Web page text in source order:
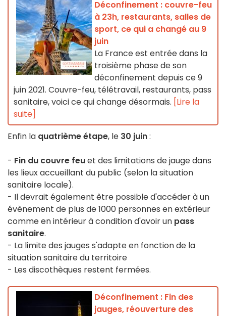
Déconfinement : couvre-feu
à 23h, restaurants, salles de
sport, ce qui a changé au 9
juin
La France est entrée dans la
troisième phase de son
déconfinement depuis ce 9
juin 2021. Couvre-feu, télétravail, restaurants, pass
sanitaire, voici ce qui change désormais. [Lire la
suite]
Enfin la quatrième étape, le 30 juin:
- Fin du couvre feuet des limitations de jauge dans
les lieux accueillant du public (selon la situation
sanitaire locale).
- Il devrait également être possible d'accéder à un
évènement de plus de 1000 personnes en extérieur
comme en intérieur à condition d'avoir un pass
sanitaire.
- La limite des jauges s'adapte en fonction de la
situation sanitaire du territoire
- Les discothèques restent fermées.
Déconfinement : Fin des
jauges, réouverture des